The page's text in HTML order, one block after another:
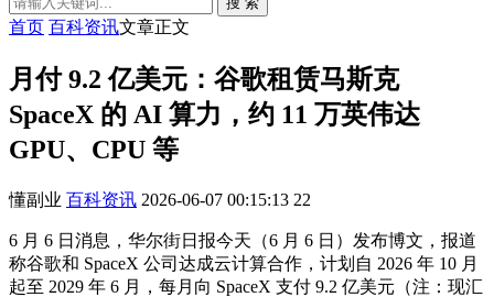
首页 百科资讯文章正文
月付 9.2 亿美元：谷歌租赁马斯克
SpaceX 的 AI 算力，约 11 万英伟达
GPU、CPU 等
懂副业 百科资讯 2026-06-07 00:15:13 22
6 月 6 日消息，华尔街日报今天（6 月 6 日）发布博文，报道
称谷歌和 SpaceX 公司达成云计算合作，计划自 2026 年 10 月
起至 2029 年 6 月，每月向 SpaceX 支付 9.2 亿美元（注：现汇